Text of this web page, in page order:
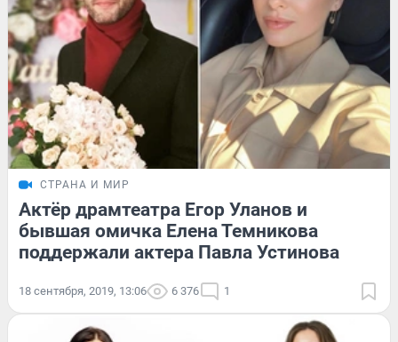
СТРАНА И МИР
Актёр драмтеатра Егор Уланов и
бывшая омичка Елена Темникова
поддержали актера Павла Устинова
18 сентября, 2019, 13:06 6 376 1